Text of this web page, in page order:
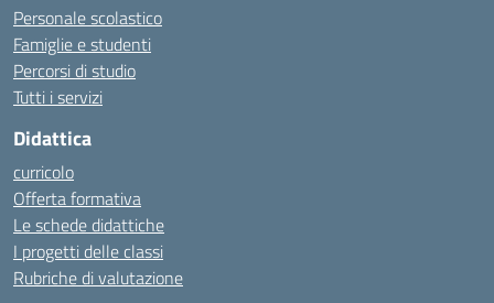
Personale scolastico
Famiglie e studenti
Percorsi di studio
Tutti i servizi
Didattica
curricolo
Offerta formativa
Le schede didattiche
I progetti delle classi
Rubriche di valutazione